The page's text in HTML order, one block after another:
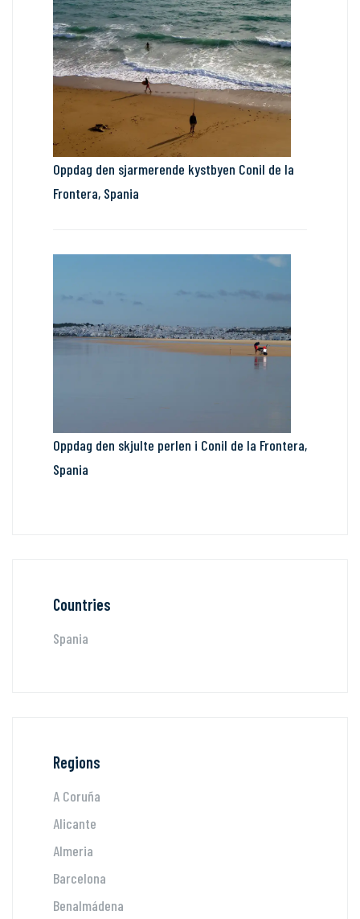
Oppdag den sjarmerende kystbyen Conil de la
Frontera, Spania
Oppdag den skjulte perlen i Conil de la Frontera,
Spania
Countries
Spania
Regions
A Coruña
Alicante
Almeria
Barcelona
Benalmádena